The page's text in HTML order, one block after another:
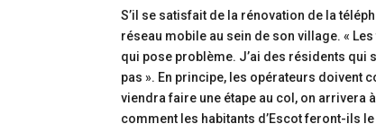
S’il se satisfait de la rénovation de la
réseau mobile au sein de son village. «
qui pose problème. J’ai des résidents qui
pas ». En principe, les opérateurs doivent
viendra faire une étape au col, on arrivera
comment les habitants d’Escot feront-ils